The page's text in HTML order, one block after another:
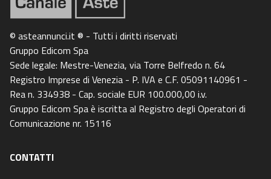
© asteannunci.it ® - Tutti i diritti riservati
Gruppo Edicom Spa
Sede legale: Mestre-Venezia, via Torre Belfredo n. 64
Registro Imprese di Venezia - P. IVA e C.F. 05091140961 -
Rea n. 334938 - Cap. sociale EUR 100.000,00 i.v.
Gruppo Edicom Spa è iscritta al Registro degli Operatori di
Comunicazione nr. 15116
CONTATTI